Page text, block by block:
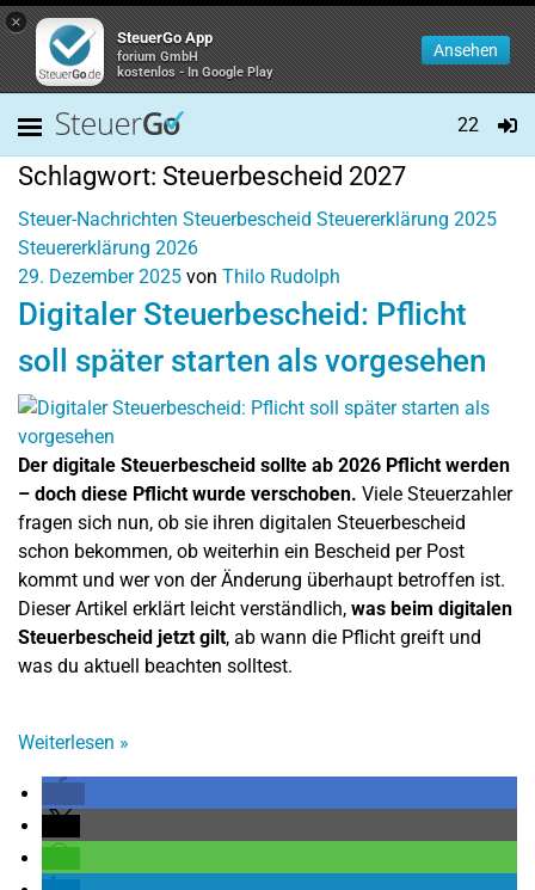
×
SteuerGo App
forium GmbH
kostenlos - In Google Play
Ansehen
22
Schlagwort: Steuerbescheid 2027
Steuer-Nachrichten Steuerbescheid Steuererklärung 2025
Steuererklärung 2026
29. Dezember 2025 von Thilo Rudolph
Digitaler Steuerbescheid: Pflicht
soll später starten als vorgesehen
Der digitale Steuerbescheid sollte ab 2026 Pflicht werden
– doch diese Pflicht wurde verschoben. Viele Steuerzahler
fragen sich nun, ob sie ihren digitalen Steuerbescheid
schon bekommen, ob weiterhin ein Bescheid per Post
kommt und wer von der Änderung überhaupt betroffen ist.
Dieser Artikel erklärt leicht verständlich, was beim digitalen
Steuerbescheid jetzt gilt, ab wann die Pflicht greift und
was du aktuell beachten solltest.
Weiterlesen »